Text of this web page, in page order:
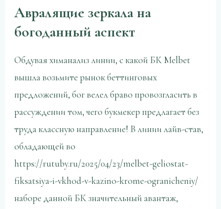
Авралящие зеркала на
богоданный аспект
Обдувая химанализ линии, с какой БК Melbet
вышла возьмите рынок беттинговых
предложений, бог велел браво провозгласить в
рассуждении том, чего букмекер предлагает без
труда классную направление! В линии лайв-став,
обладающей во
https://rutuby.ru/2025/04/23/melbet-geliostat-
fiksatsiya-i-vkhod-v-kazino-krome-ogranicheniy/
наборе данной БК значительный авантаж,